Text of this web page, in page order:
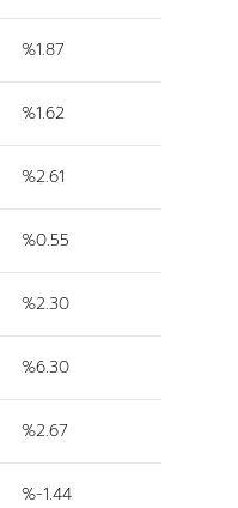
%1.87
%1.62
%2.61
%0.55
%2.30
%6.30
%2.67
%-1.44